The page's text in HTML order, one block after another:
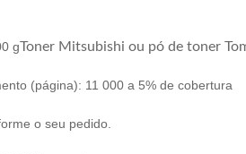
gToner Mitsubishi ou pó de toner
(página): 11 000 a 5% de cobertura
o seu pedido.